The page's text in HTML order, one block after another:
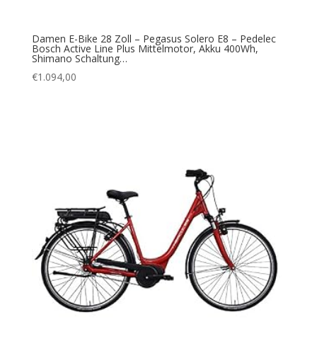
Damen E-Bike 28 Zoll – Pegasus Solero E8 – Pedelec
Bosch Active Line Plus Mittelmotor, Akku 400Wh,
Shimano Schaltung…
€1.094,00